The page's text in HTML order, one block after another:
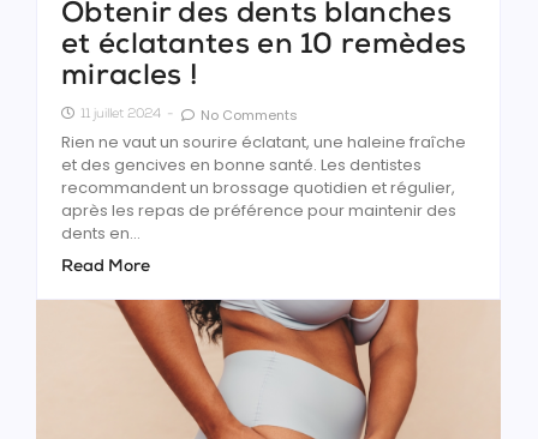
Obtenir des dents blanches
et éclatantes en 10 remèdes
miracles !
11 juillet 2024 - No Comments
Rien ne vaut un sourire éclatant, une haleine fraîche
et des gencives en bonne santé. Les dentistes
recommandent un brossage quotidien et régulier,
après les repas de préférence pour maintenir des
dents en...
Read More